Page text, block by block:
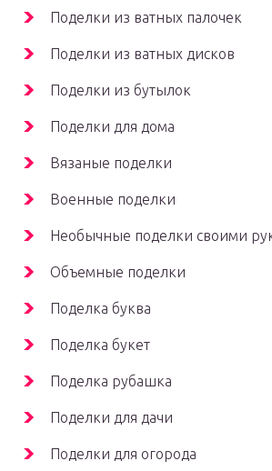
Поделки из ватных палочек
Поделки из ватных дисков
Поделки из бутылок
Поделки для дома
Вязаные поделки
Военные поделки
Необычные поделки своими
Объемные поделки
Поделка буква
Поделка букет
Поделка рубашка
Поделки для дачи
Поделки для огорода